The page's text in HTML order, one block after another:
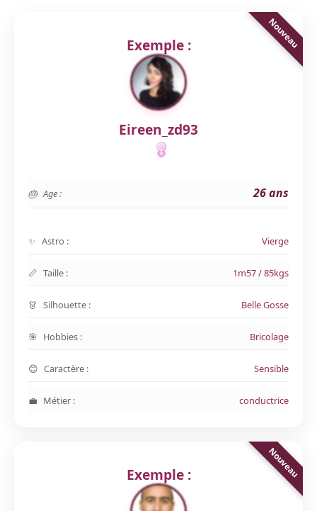
Exemple :
Eireen_zd93
Age : 26 ans
Astro : Vierge
Taille : 1m57 / 85kgs
Silhouette : Belle Gosse
Hobbies : Bricolage
Caractère : Sensible
Métier : conductrice
Exemple :